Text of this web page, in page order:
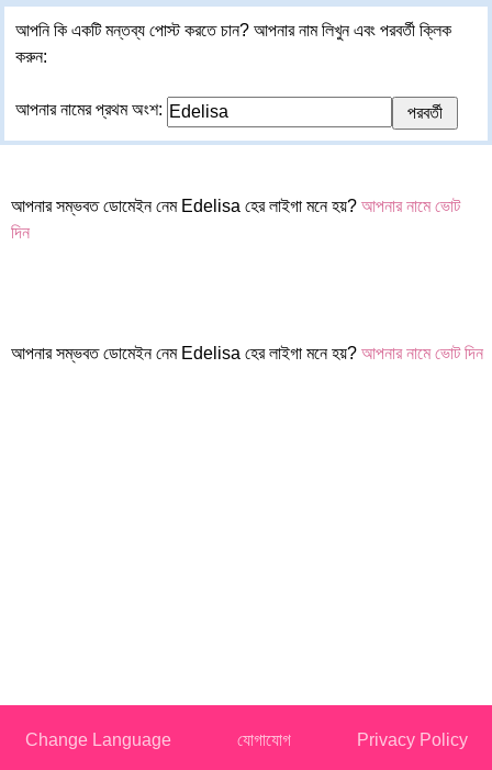
আপনি কি একটি মন্তব্য পোস্ট করতে চান? আপনার নাম লিখুন এবং পরবর্তী ক্লিক
করুন:
আপনার নামের প্রথম অংশ:
আপনার সম্ভবত ডোমেইন নেম Edelisa হের লাইগা মনে হয়? আপনার নামে ভোট
দিন
আপনার সম্ভবত ডোমেইন নেম Edelisa হের লাইগা মনে হয়? আপনার নামে ভোট দিন
Change Language যোগাযোগ Privacy Policy